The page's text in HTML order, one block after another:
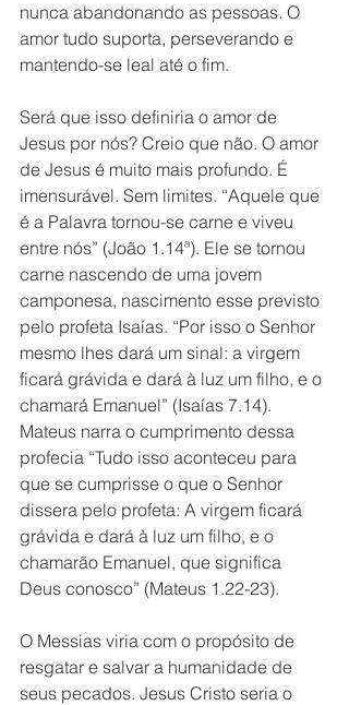
nunca abandonando as pessoas. O
amor tudo suporta, perseverando e
mantendo-se leal até o fim.
Será que isso definiria o amor de
Jesus por nós? Creio que não. O amor
de Jesus é muito mais profundo. É
imensurável. Sem limites. “Aquele que
é a Palavra tornou-se carne e viveu
entre nós” (João 1.14ª). Ele se tornou
carne nascendo de uma jovem
camponesa, nascimento esse previsto
pelo profeta Isaías. “Por isso o Senhor
mesmo lhes dará um sinal: a virgem
ficará grávida e dará à luz um filho, e o
chamará Emanuel” (Isaías 7.14).
Mateus narra o cumprimento dessa
profecia “Tudo isso aconteceu para
que se cumprisse o que o Senhor
dissera pelo profeta: A virgem ficará
grávida e dará à luz um filho, e o
chamarão Emanuel, que significa
Deus conosco” (Mateus 1.22-23).
O Messias viria com o propósito de
resgatar e salvar a humanidade de
seus pecados. Jesus Cristo seria o